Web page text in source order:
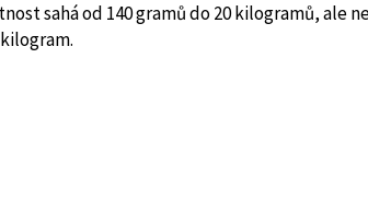
sahá od 140 gramů do 20 kilogramů, ale